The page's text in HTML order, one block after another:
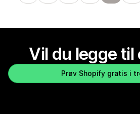
Vil du legge til
Prøv Shopify gratis i